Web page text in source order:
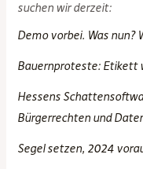
suchen wir derzeit:
Demo vorbei. Was nun?
Bauernproteste: Etikett
Hessens
Bürgerrechten und
Segel setzen, 2024